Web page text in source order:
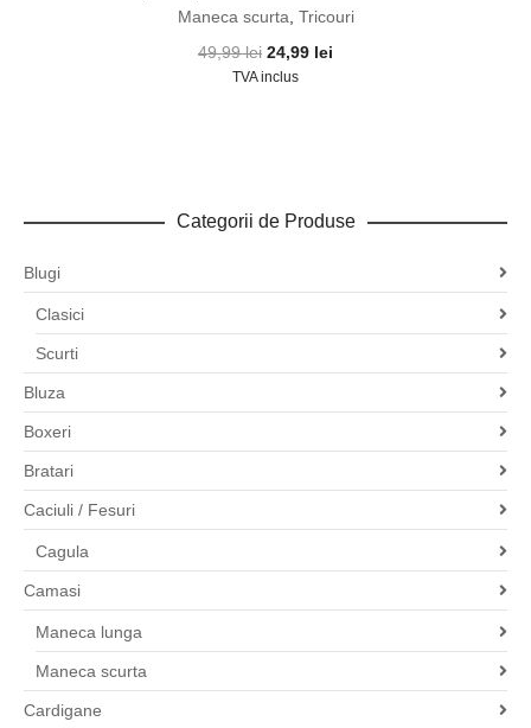
Maneca scurta Tricouri
49,99lei Prețul
inițial
24,99 lei
TVA inclus
Categorii de Produse
Blugi
Clasici
Scurti
Bluza
Boxeri
Bratari
Caciuli / Fesuri
Cagula
Camasi
Maneca lunga
Maneca scurta
Cardigane